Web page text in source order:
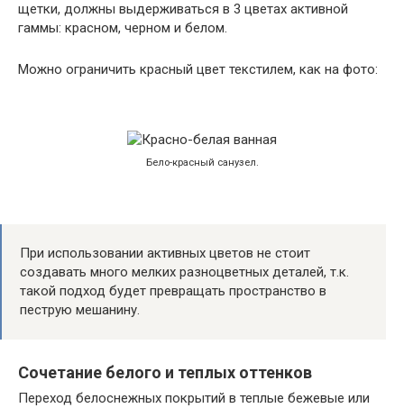
щетки, должны выдерживаться в 3 цветах активной
гаммы: красном, черном и белом.
Можно ограничить красный цвет текстилем, как на фото:
Бело-красный санузел.
При использовании активных цветов не стоит
создавать много мелких разноцветных деталей, т.к.
такой подход будет превращать пространство в
пеструю мешанину.
Сочетание белого и теплых оттенков
Переход белоснежных покрытий в теплые бежевые или